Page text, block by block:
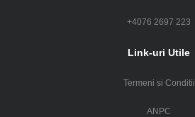
+4076 2697 223
Link-uri Utile
Termeni si Conditii
ANPC